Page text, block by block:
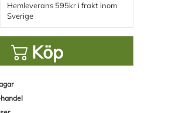
Hemleverans 595kr i frakt inom
Sverige
Köp